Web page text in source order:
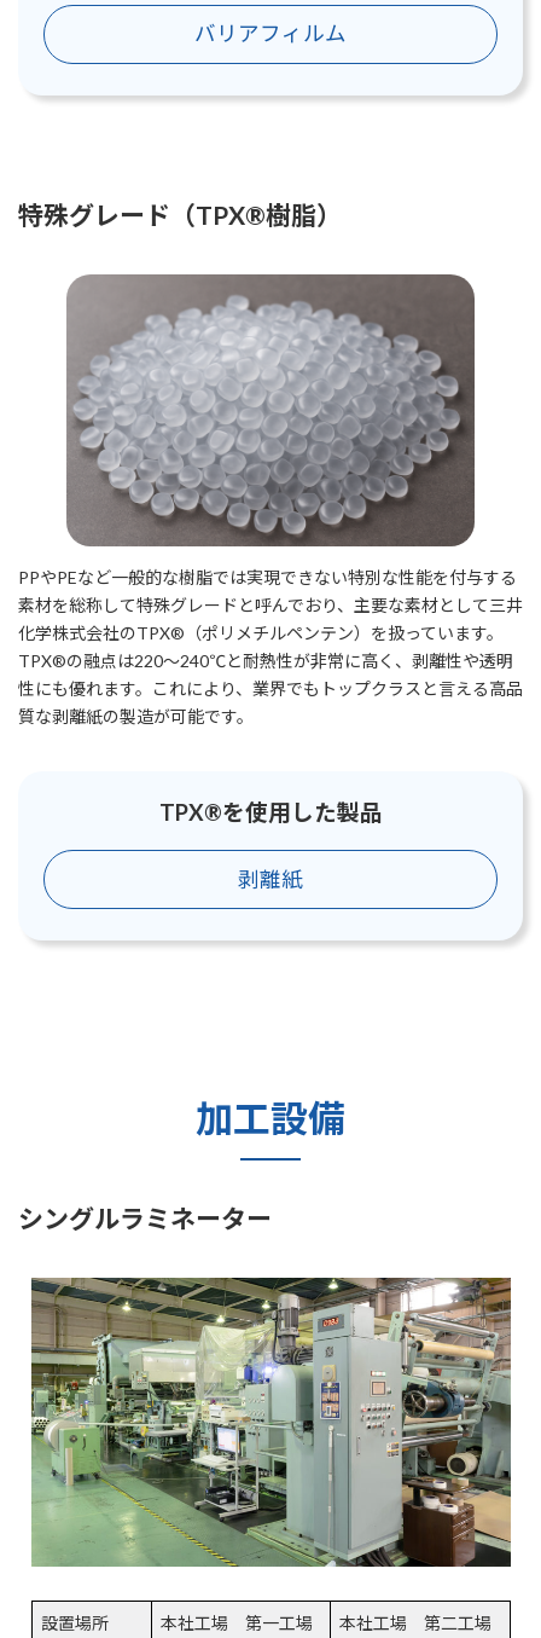
バリアフィルム
特殊グレード（TPX®樹脂）
PPやPEなど一般的な樹脂では実現できない特別な性能を付与する
素材を総称して特殊グレードと呼んでおり、主要な素材として三井
化学株式会社のTPX®（ポリメチルペンテン）を扱っています。
TPX®の融点は220～240℃と耐熱性が非常に高く、剥離性や透明
性にも優れます。これにより、業界でもトップクラスと言える高品
質な剥離紙の製造が可能です。
TPX®を使用した製品
剥離紙
加工設備
シングルラミネーター
設置場所 本社工場 第一工場 本社工場 第二工場